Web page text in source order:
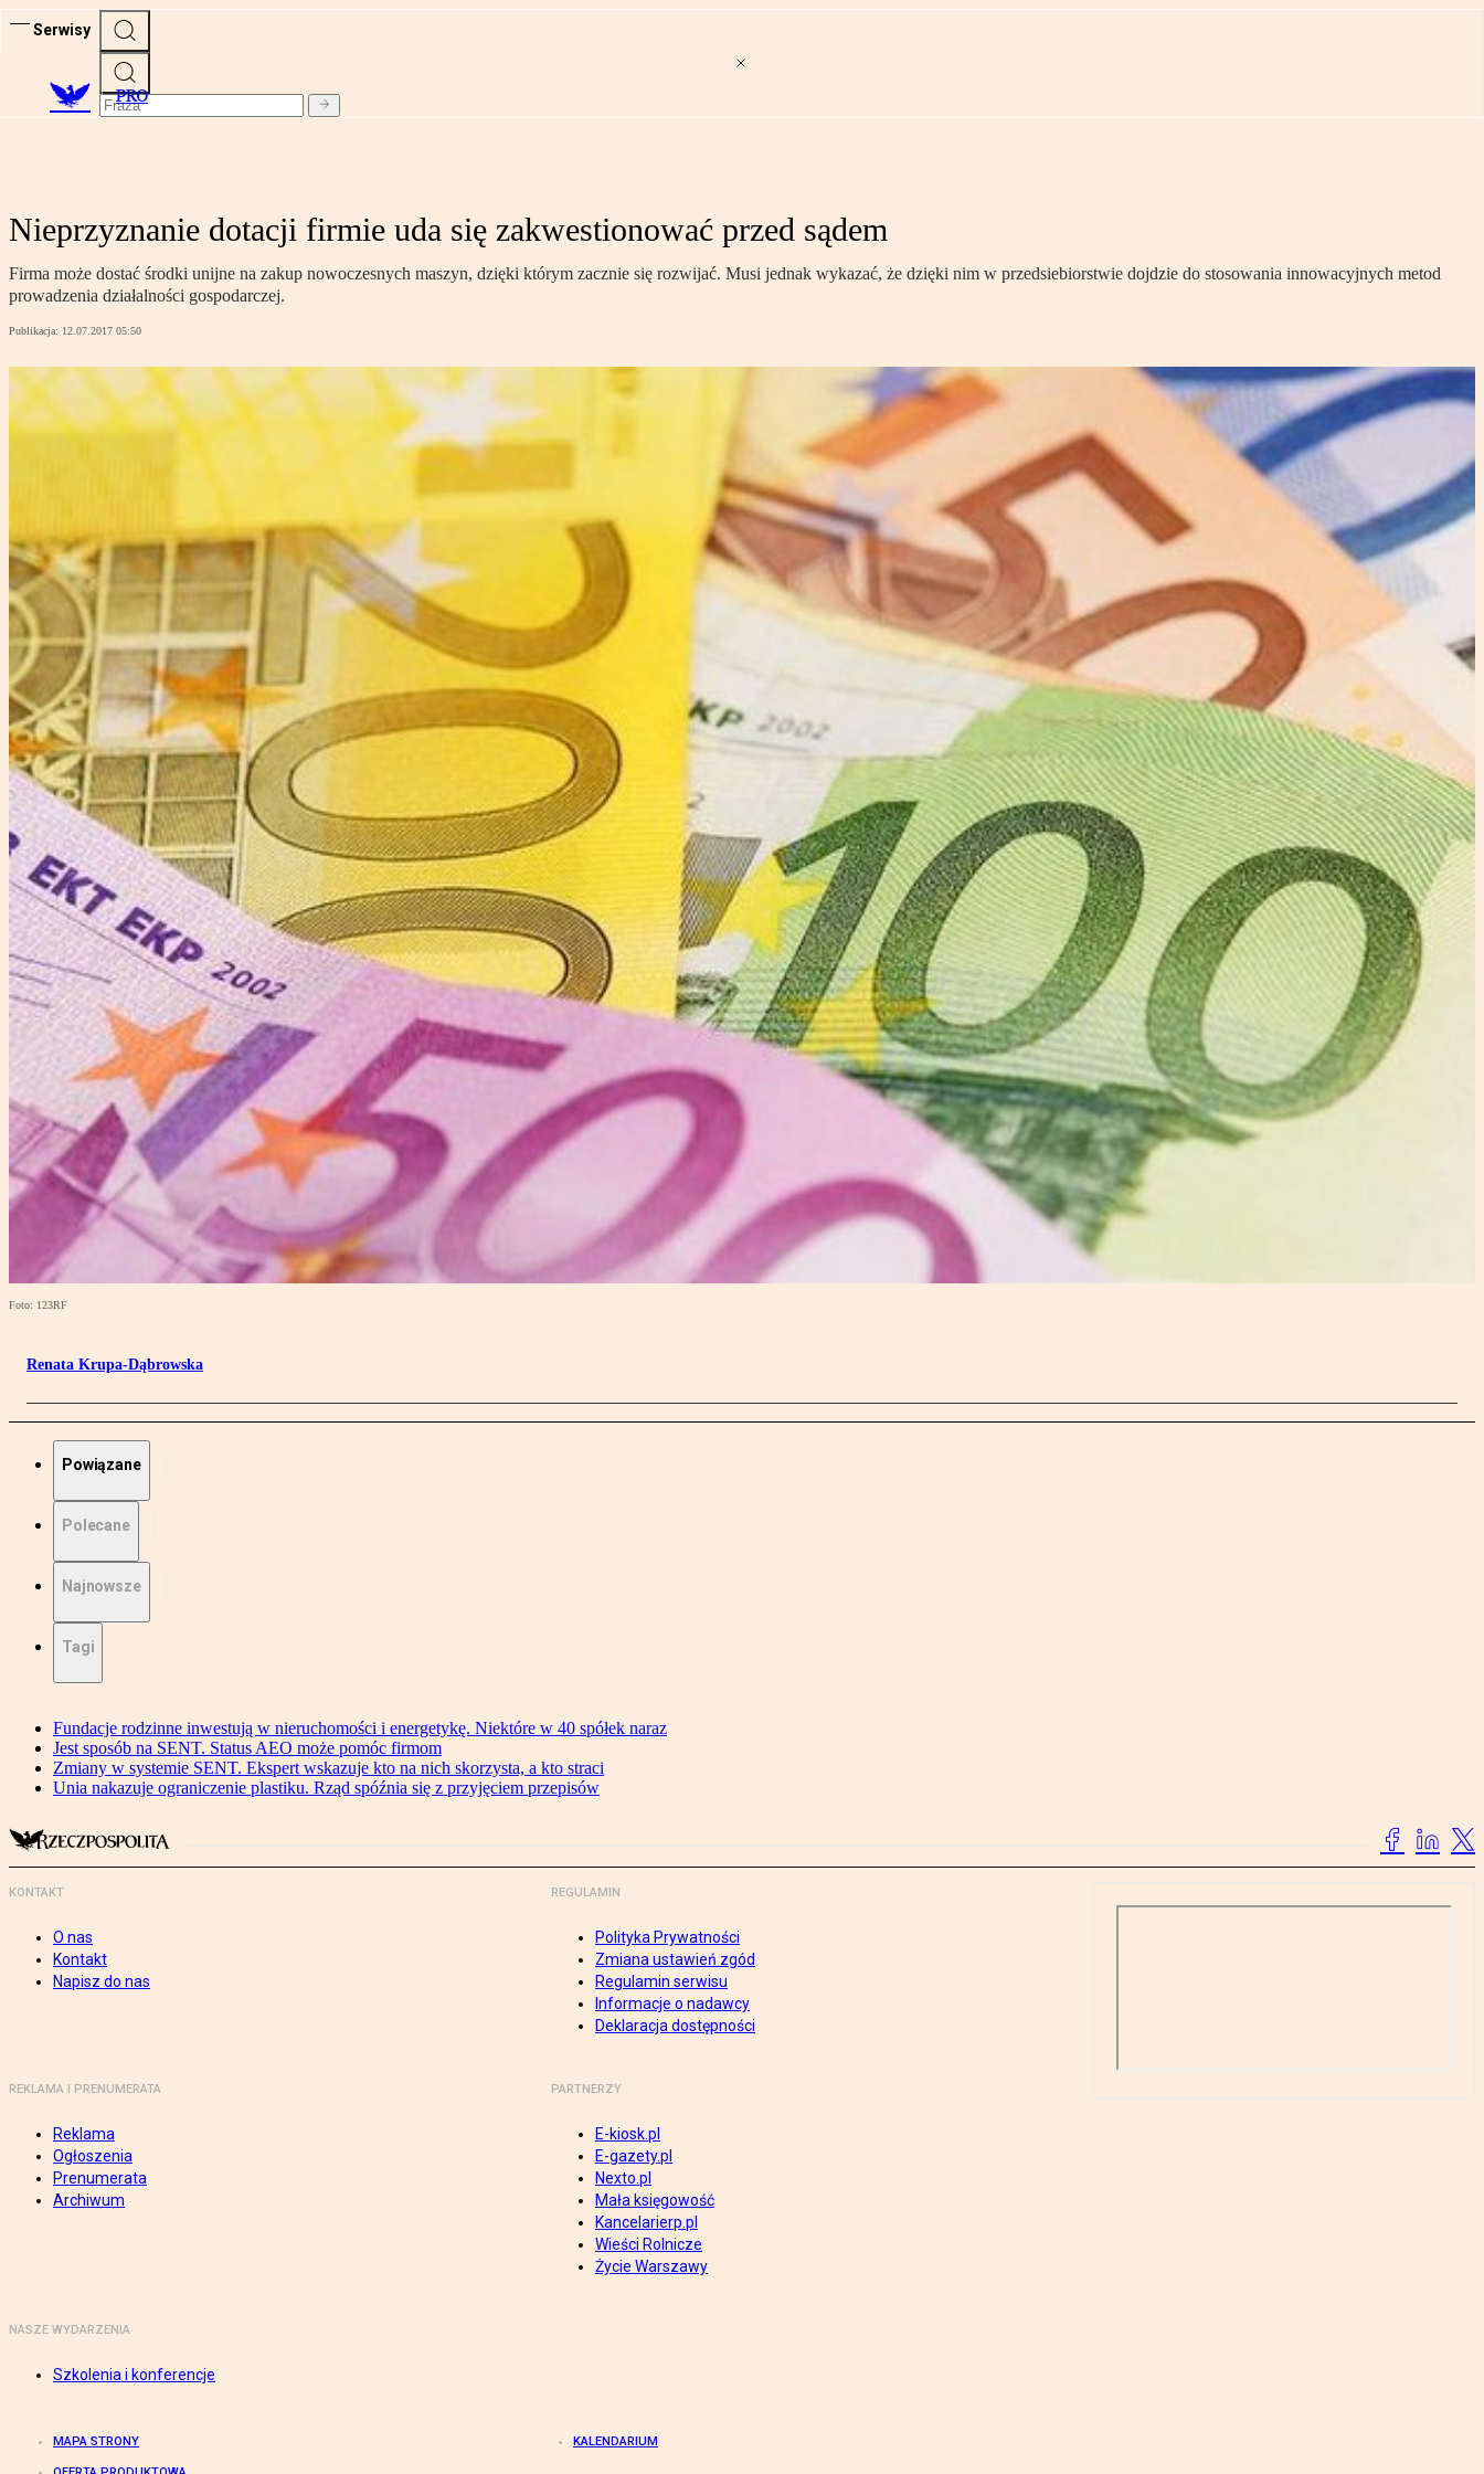
Serwisy
PRO
Nieprzyznanie dotacji firmie uda się zakwestionować przed sądem
Firma może dostać środki unijne na zakup nowoczesnych maszyn, dzięki którym zacznie się rozwijać. Musi jednak wykazać, że dzięki nim w przedsiebiorstwie dojdzie do stosowania innowacyjnych metod
prowadzenia działalności gospodarczej.
Publikacja: 12.07.2017 05:50
Foto: 123RF
Renata Krupa-Dąbrowska
Powiązane
Polecane
Najnowsze
Tagi
Fundacje rodzinne inwestują w nieruchomości i energetykę. Niektóre w 40 spółek naraz
Jest sposób na SENT. Status AEO może pomóc firmom
Zmiany w systemie SENT. Ekspert wskazuje kto na nich skorzysta, a kto straci
Unia nakazuje ograniczenie plastiku. Rząd spóźnia się z przyjęciem przepisów
KONTAKT
O nas
Kontakt
Napisz do nas
REGULAMIN
Polityka Prywatności
Zmiana ustawień zgód
Regulamin serwisu
Informacje o nadawcy
Deklaracja dostępności
REKLAMA I PRENUMERATA
Reklama
Ogłoszenia
Prenumerata
Archiwum
PARTNERZY
E-kiosk.pl
E-gazety.pl
Nexto.pl
Mała księgowość
Kancelarierp.pl
Wieści Rolnicze
Życie Warszawy
NASZE WYDARZENIA
Szkolenia i konferencje
MAPA STRONY KALENDARIUM